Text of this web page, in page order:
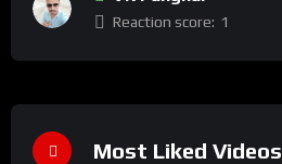
Reaction score: 1
Most Liked Videos